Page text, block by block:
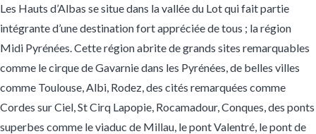
Les Hauts d’Albas se situe dans la vallée du Lot qui fait partie
intégrante d’une destination fort appréciée de tous ; la région
Midi Pyrénées. Cette région abrite de grands sites remarquables
comme le cirque de Gavarnie dans les Pyrénées, de belles villes
comme Toulouse, Albi, Rodez, des cités remarquées comme
Cordes sur Ciel, St Cirq Lapopie, Rocamadour, Conques, des ponts
superbes comme le viaduc de Millau, le pont Valentré, le pont de